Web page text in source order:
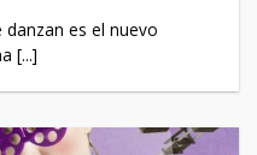
danzan es el nuevo
[...]